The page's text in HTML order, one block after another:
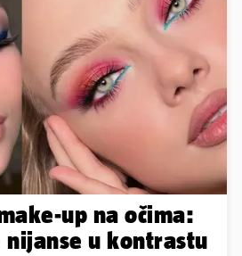
up na očima:
u kontrastu